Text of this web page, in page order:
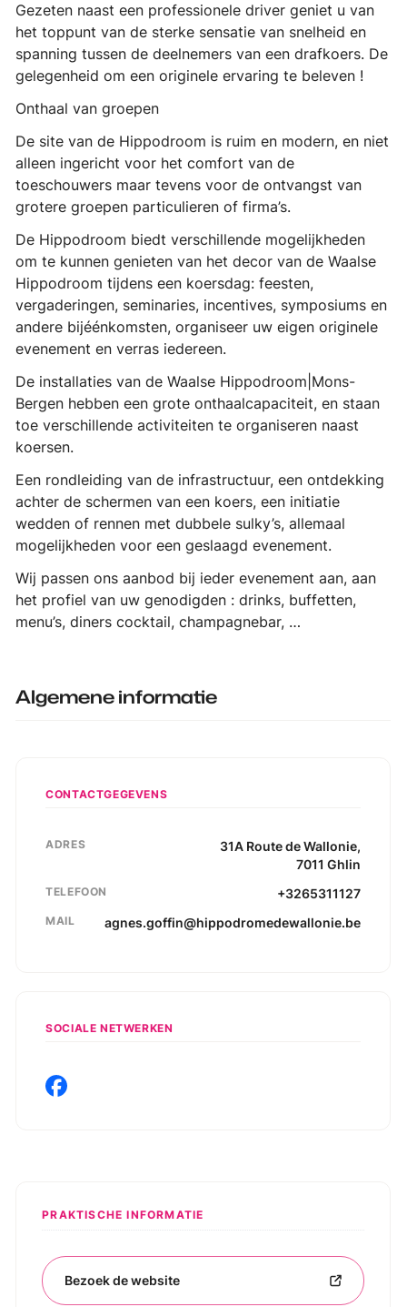
Gezeten naast een professionele driver geniet u van
het toppunt van de sterke sensatie van snelheid en
spanning tussen de deelnemers van een drafkoers. De
gelegenheid om een originele ervaring te beleven !
Onthaal van groepen
De site van de Hippodroom is ruim en modern, en niet
alleen ingericht voor het comfort van de
toeschouwers maar tevens voor de ontvangst van
grotere groepen particulieren of firma’s.
De Hippodroom biedt verschillende mogelijkheden
om te kunnen genieten van het decor van de Waalse
Hippodroom tijdens een koersdag: feesten,
vergaderingen, seminaries, incentives, symposiums en
andere bijéénkomsten, organiseer uw eigen originele
evenement en verras iedereen.
De installaties van de Waalse Hippodroom|Mons-
Bergen hebben een grote onthaalcapaciteit, en staan
toe verschillende activiteiten te organiseren naast
koersen.
Een rondleiding van de infrastructuur, een ontdekking
achter de schermen van een koers, een initiatie
wedden of rennen met dubbele sulky’s, allemaal
mogelijkheden voor een geslaagd evenement.
Wij passen ons aanbod bij ieder evenement aan, aan
het profiel van uw genodigden : drinks, buffetten,
menu’s, diners cocktail, champagnebar, …
Algemene informatie
CONTACTGEGEVENS
ADRES 31A Route de Wallonie,
7011 Ghlin
TELEFOON +3265311127
MAIL agnes.goffin@hippodromedewallonie.be
SOCIALE NETWERKEN
PRAKTISCHE INFORMATIE
Bezoek de website